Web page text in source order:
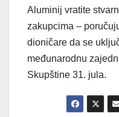
Aluminij vratite
zakupcima –
dioničare da se
međunarodnu
Skupštine 31. jula.